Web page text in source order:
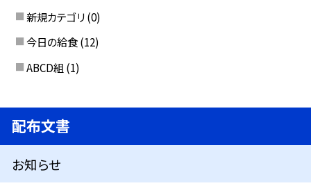
新規カテゴリ (0)
今日の給食 (12)
ABCD組 (1)
配布文書
お知らせ